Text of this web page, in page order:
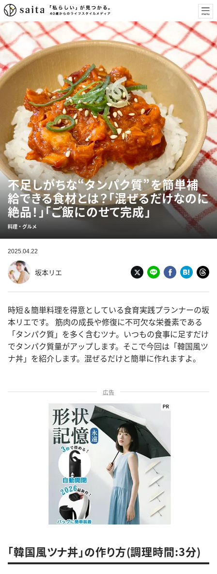
不足しがちな“タンパク質”を簡単補
給できる食材とは？「混ぜるだけなのに
絶品！」「ご飯にのせて完成」
料理・グルメ
2025.04.22
坂本リエ
時短＆簡単料理を得意としている食育実践プランナーの坂
本リエです。 筋肉の成長や修復に不可欠な栄養素である
「タンパク質」を多く含むツナ。いつもの食事に足すだけ
でタンパク質量がアップします。そこで今回は「韓国風ツ
ナ丼」を紹介します。混ぜるだけと簡単に作れますよ。
広告
「韓国風ツナ丼」の作り方(調理時間:3分)